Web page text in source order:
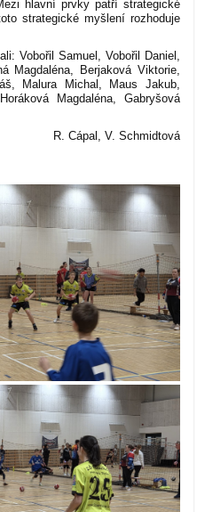
hlavní prvky patří strategické
strategické myšlení rozhoduje
Vobořil Samuel, Vobořil Daniel,
Magdaléna, Berjaková Viktorie,
Malura Michal, Maus Jakub,
Magdaléna, Gabryšová
R. Cápal, V. Schmidtová